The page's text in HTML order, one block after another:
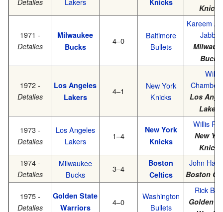
Knicks
1971 -
Detalles
Milwaukee
Bucks
4–0
Baltimore
Bullets
Kareem
Jabbar
Bucks
1972 -
Detalles
Los Angeles
Lakers
4–1
New York
Knicks
Wilt
Los
Lakers
1973 -
Detalles
Los Angeles
Lakers
1–4
New York
Knicks
Willis
New
Knicks
1974 -
Detalles
Milwaukee
Bucks
3–4
Boston
Celtics
John
Boston
1975 -
Detalles
Golden State
Warriors
4–0
Washington
Bullets
Rick
Golden